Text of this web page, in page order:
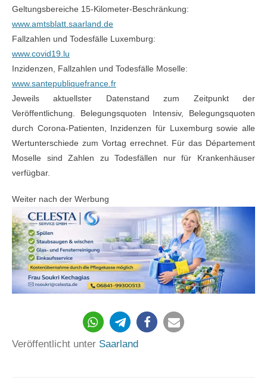
Geltungsbereiche 15-Kilometer-Beschränkung:
www.amtsblatt.saarland.de
Fallzahlen und Todesfälle Luxemburg:
www.covid19.lu
Inzidenzen, Fallzahlen und Todesfälle Moselle:
www.santepubliquefrance.fr
Jeweils aktuellster Datenstand zum Zeitpunkt der
Veröffentlichung. Belegungsquoten Intensiv, Belegungsquoten
durch Corona-Patienten, Inzidenzen für Luxemburg sowie alle
Wertunterschiede zum Vortag errechnet. Für das Département
Moselle sind Zahlen zu Todesfällen nur für Krankenhäuser
verfügbar.
Weiter nach der Werbung
Veröffentlicht unter Saarland